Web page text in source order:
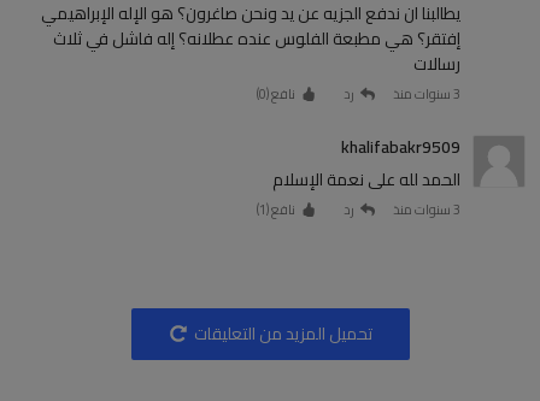
يطالبنا ان ندفع الجزيه عن يد ونحن صاغرون؟ هو الإله الإبراهيمي
إفتقر؟ هي مطبعة الفلوس عنده عطلانه؟ إله فاشل في ثلاث
رسالات
3 سنوات منذ رد نافع (0
)
khalifabakr9509
الحمد لله على نعمة الإسلام
3 سنوات منذ رد نافع (1
)
تحميل المزيد من التعليقات